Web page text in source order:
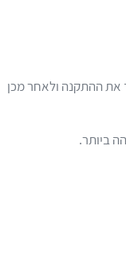
את ההתקנה ולאחר מכן
ביותר.